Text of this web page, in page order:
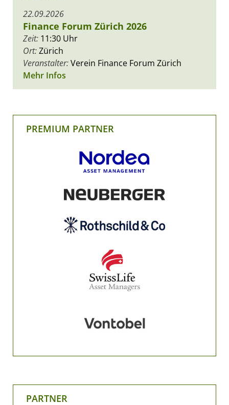
22.09.2026
Finance Forum Zürich 2026
Zeit: 11:30 Uhr
Ort:Zürich
Veranstalter:Verein Finance Forum Zürich
Mehr Infos
PREMIUM PARTNER
PARTNER